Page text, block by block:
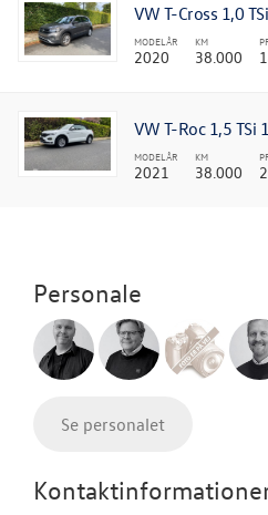
VW T-Cross 1,0
MODELÅR
2020
KM
38.000
VW T-Roc 1,5 TSi
MODELÅR
2021
KM
38.000
Personale
Se personalet